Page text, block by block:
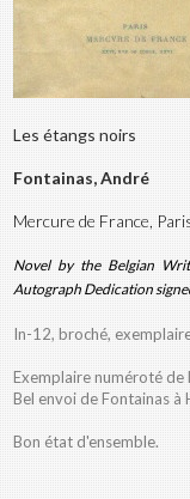
Les étangs noirs
Fontainas, André
Mercure de France,
Novel by the Belgian
Autograph Dedication
In-12, broché,
Exemplaire numéroté
Bel envoi de Fontainas
Bon état d'ensemble.